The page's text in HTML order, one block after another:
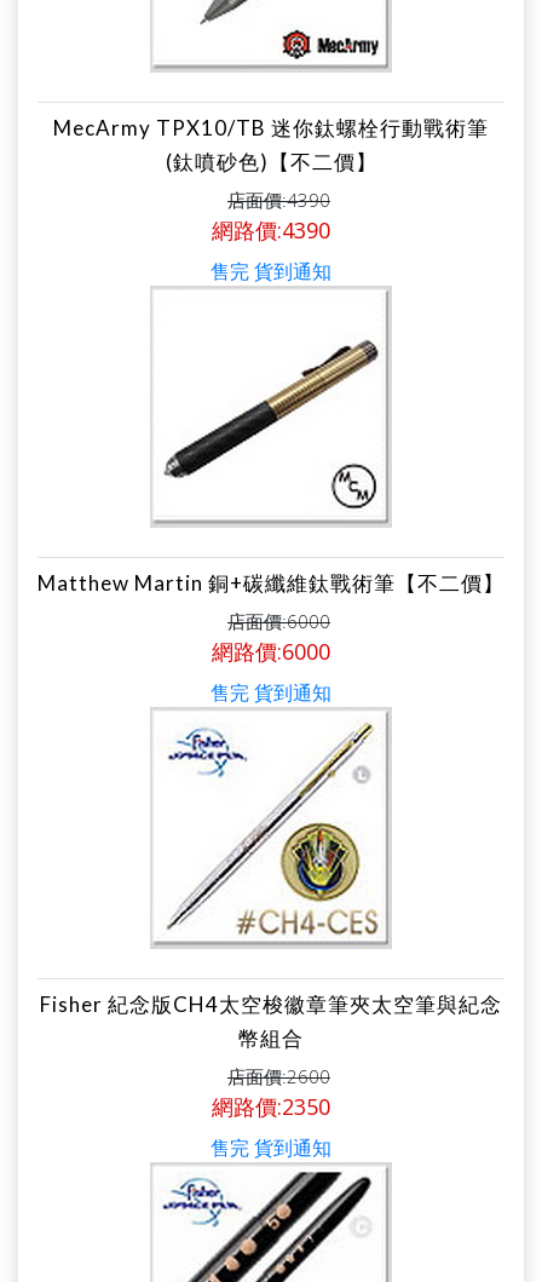
MecArmy TPX10/TB 迷你鈦螺栓行動戰術筆
(鈦噴砂色)【不二價】
店面價:4390
網路價:4390
售完 貨到通知
Matthew Martin 銅+碳纖維鈦戰術筆【不二價】
店面價:6000
網路價:6000
售完 貨到通知
Fisher 紀念版CH4太空梭徽章筆夾太空筆與紀念
幣組合
店面價:2600
網路價:2350
售完 貨到通知